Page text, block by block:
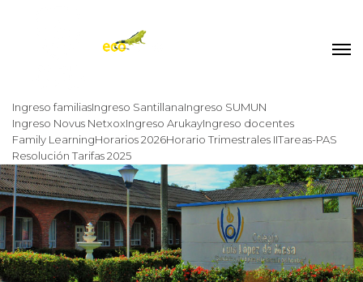
Ingreso familiasIngreso SantillanaIngreso SUMUN
Ingreso Novus NetxoxIngreso ArukayIngreso docentes
Family LearningHorarios 2026Horario Trimestrales IITareas-PAS
Resolución Tarifas 2025